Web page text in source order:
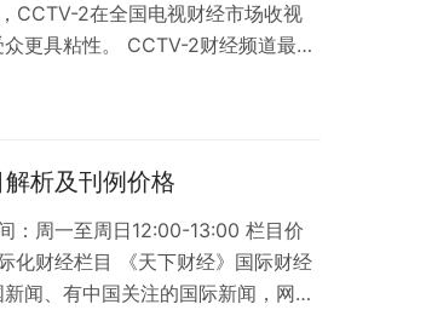
CCTV-2在全国电视财经市场收视
更具粘性。 CCTV-2财经频道最高
主阵地 2022年国内国际财经大
析及刊例价格
周一至周日12:00-13:00 栏目价
化财经栏目 《天下财经》国际财经
闻、有中国关注的国际新闻，网罗